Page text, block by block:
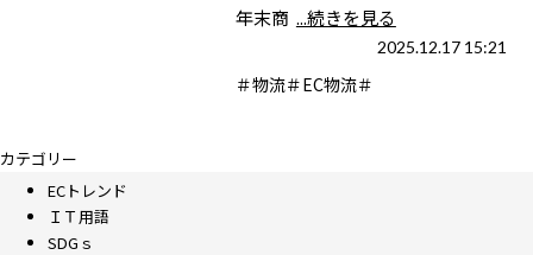
年末商 ...続きを見る
2025.12.17 15:21
＃物流＃EC物流＃
カテゴリー
ECトレンド
ＩＴ用語
SDGｓ